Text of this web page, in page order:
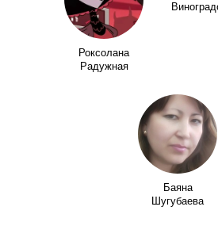
Роксолана
Радужная
Баяна
Шугубаева